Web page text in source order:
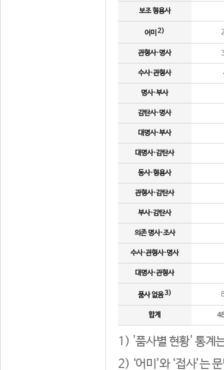
보조 형용사
어미 2)
관형사·명사
수사·관형사
명사·부사
감탄사·명사
대명사·부사
대명사·감탄사
동사·형용사
관형사·감탄사
부사·감탄사
의존 명사·조사
수사·관형사·명사
대명사·관형사
품사 없음3)
합계
1) '품사별 현황' 통계
2) ‘어미’와 ‘접사’는